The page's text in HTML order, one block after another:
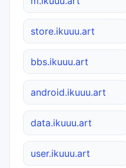
store.ikuuu.art
bbs.ikuuu.art
android.ikuuu.art
data.ikuuu.art
user.ikuuu.art